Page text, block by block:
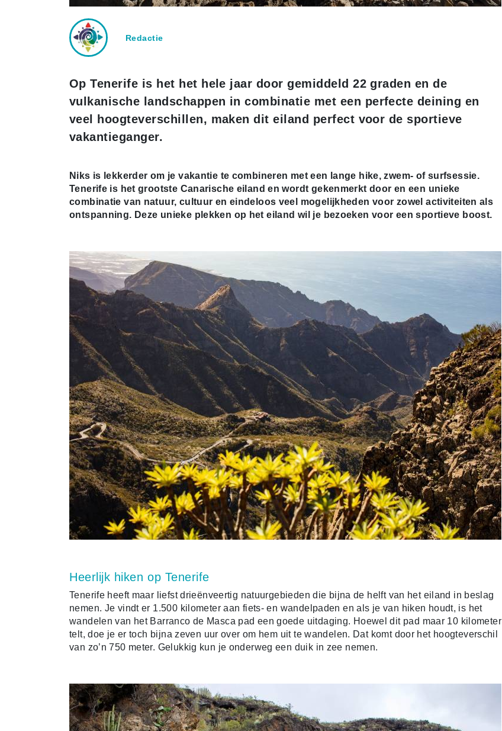
Redactie
Op Tenerife is het het hele jaar door gemiddeld 22 graden en de
vulkanische landschappen in combinatie met een perfecte deining en
veel hoogteverschillen, maken dit eiland perfect voor de sportieve
vakantieganger.
Niks is lekkerder om je vakantie te combineren met een lange hike, zwem- of surfsessie.
Tenerife is het grootste Canarische eiland en wordt gekenmerkt door en een unieke
combinatie van natuur, cultuur en eindeloos veel mogelijkheden voor zowel activiteiten als
ontspanning. Deze unieke plekken op het eiland wil je bezoeken voor een sportieve boost.
Heerlijk hiken op Tenerife
Tenerife heeft maar liefst drieënveertig natuurgebieden die bijna de helft van het eiland in beslag
nemen. Je vindt er 1.500 kilometer aan fiets- en wandelpaden en als je van hiken houdt, is het
wandelen van het Barranco de Masca pad een goede uitdaging. Hoewel dit pad maar 10 kilometer
telt, doe je er toch bijna zeven uur over om hem uit te wandelen. Dat komt door het hoogteverschil
van zo’n 750 meter. Gelukkig kun je onderweg een duik in zee nemen.